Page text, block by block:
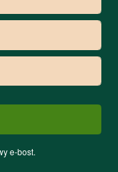
e-bost.